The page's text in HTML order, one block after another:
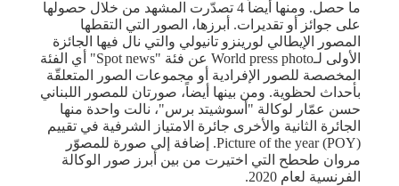
ما حصل. ومنها أيضاً 4 تصدّرت المشهد من خلال حصولها
على جوائز أو تقديرات. أبرزها، الصور التي التقطها
المصور الإيطالي لورينزو تانيولي والتي نال فيها الجائزة
الأولى لـWorld press photo عن فئة "Spot news" أي الفئة
المخصصة للصور الإفرادية أو مجموعات الصور المتعلقّة
بأحداث لحظوية. ومن بينها أيضاً، صورتان للمصور اللبناني
حسن عمّار لوكالة "أسوشيتد برس"، نالت واحدة منها
الجائرة الثانية والأخرى جائرة الامتياز الشرفية في تقييم
Picture of the year (POY). إضافة إلى صورة للمصوّر
مروان طحطح التي اختيرت من بين أبرز صور الوكالة
الفرنسية لعام 2020.